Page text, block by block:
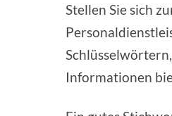
Stellen Sie sich
Informationen